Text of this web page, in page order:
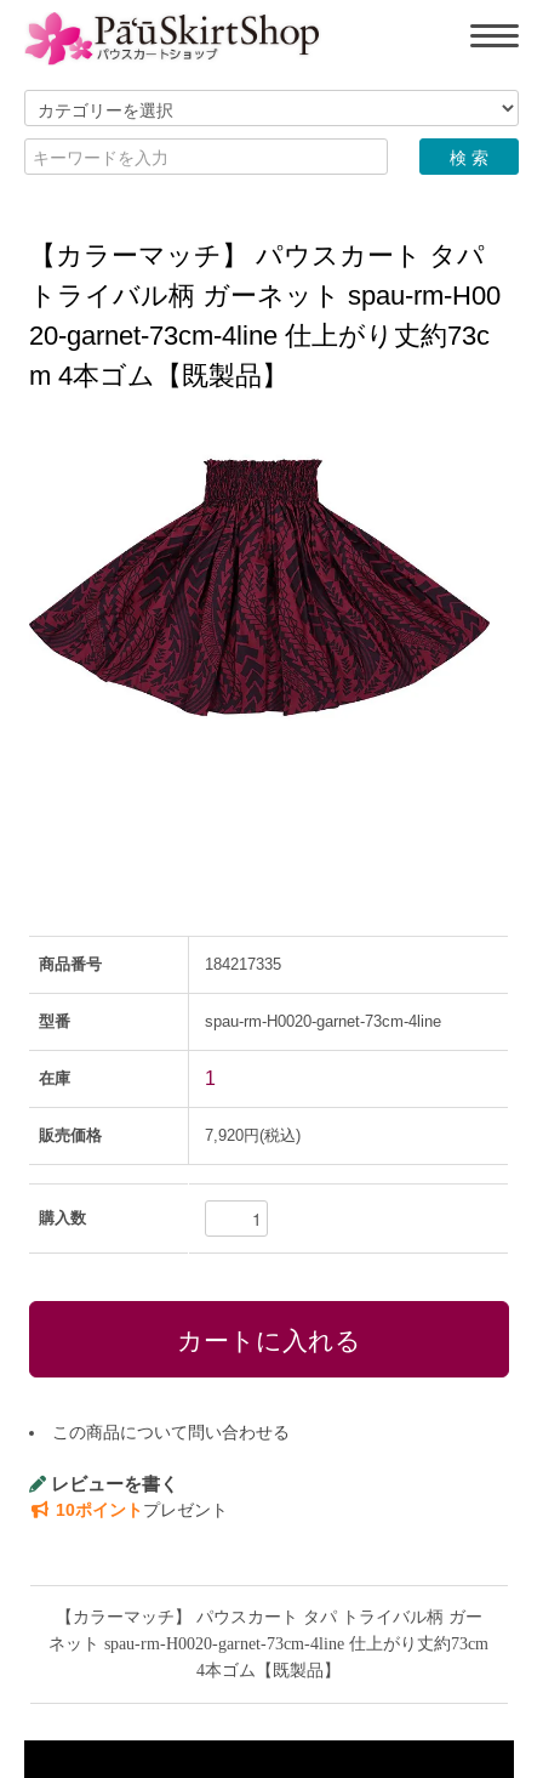
【カラーマッチ】 パウスカート タパ
トライバル柄 ガーネット spau-rm-H00
20-garnet-73cm-4line 仕上がり丈約73c
m 4本ゴム【既製品】
商品番号 184217335
型番 spau-rm-H0020-garnet-73cm-4line
在庫 1
販売価格 7,920円(税込)
購入数
この商品について問い合わせる
レビューを書く
10ポイントプレゼント
【カラーマッチ】 パウスカート タパ トライバル柄 ガー
ネット spau-rm-H0020-garnet-73cm-4line 仕上がり丈約73cm
4本ゴム【既製品】